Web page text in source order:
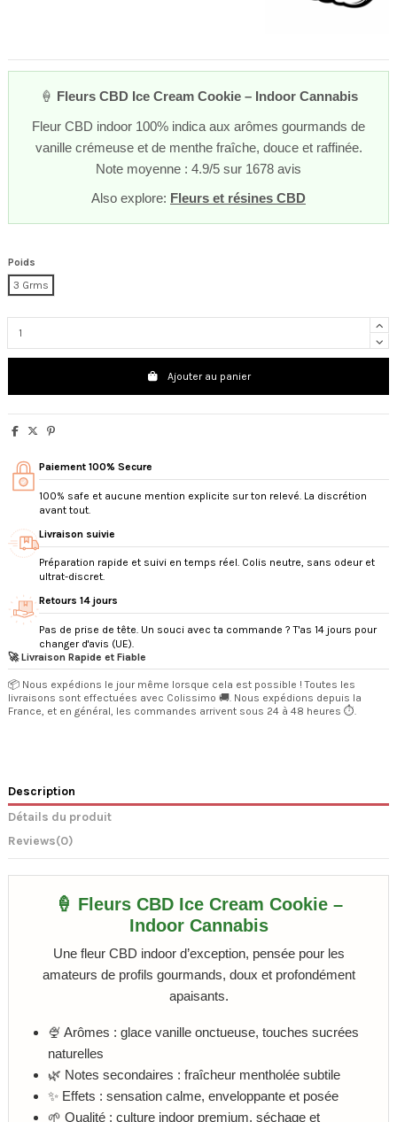
🍦 Fleurs CBD Ice Cream Cookie – Indoor Cannabis
Fleur CBD indoor 100% indica aux arômes gourmands de
vanille crémeuse et de menthe fraîche, douce et raffinée.
Note moyenne : 4.9/5 sur 1678 avis
Also explore: Fleurs et résines CBD
Poids
3 Grms
Ajouter au panier
Paiement 100% Secure
100% safe et aucune mention explicite sur ton relevé. La discrétion
avant tout.
Livraison suivie
Préparation rapide et suivi en temps réel. Colis neutre, sans odeur et
ultrat-discret.
Retours 14 jours
Pas de prise de tête. Un souci avec ta commande ? T'as 14 jours pour
changer d'avis (UE).
🚀 Livraison Rapide et Fiable
📦 Nous expédions le jour même lorsque cela est possible ! Toutes les
livraisons sont effectuées avec Colissimo 🚚. Nous expédions depuis la
France, et en général, les commandes arrivent sous 24 à 48 heures ⏱️.
Description
Détails du produit
Reviews(0)
🍦 Fleurs CBD Ice Cream Cookie –
Indoor Cannabis
Une fleur CBD indoor d’exception, pensée pour les
amateurs de profils gourmands, doux et profondément
apaisants.
🍨 Arômes : glace vanille onctueuse, touches sucrées
naturelles
🌿 Notes secondaires : fraîcheur mentholée subtile
✨ Effets : sensation calme, enveloppante et posée
🌱 Qualité : culture indoor premium, séchage et